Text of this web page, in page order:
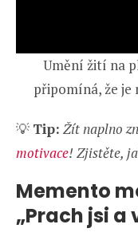
Umění žití na
připomíná, že je
💡 Tip: Žít naplno
motivace! Zjistěte,
Memento
„Prach jsi a